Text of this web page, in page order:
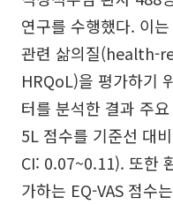
연구를 수행했다. 이
관련 삶의질
HRQoL)을 평가하기
터를 분석한 결과 주
5L 점수를 기준선 대
CI: 0.07~0.11). 또한
가하는 EQ-VAS 점수